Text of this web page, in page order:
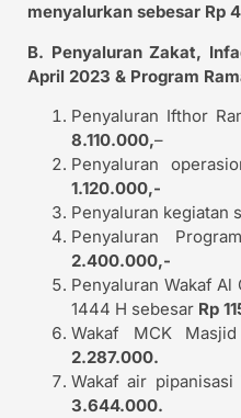
menyalurkan sebesar Rp
B. Penyaluran Zakat,
April 2023 & Program
Penyaluran Ifthor
8.110.000,–
Penyaluran
1.120.000,-
Penyaluran kegiatan
Penyaluran
2.400.000,-
Penyaluran Wakaf Al
1444 H sebesar Rp
Wakaf MCK
2.287.000.
Wakaf air pipanisasi
3.644.000.